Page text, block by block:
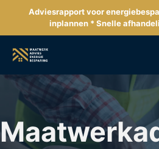
de
inhoud
Adviesrapport voor
inplannen * Snelle